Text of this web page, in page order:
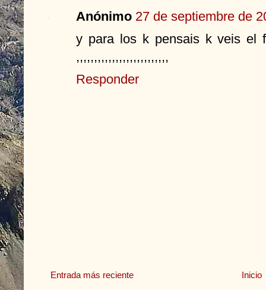
Anónimo 27 de septiembre de
y para los k pensais k veis el
,,,,,,,,,,,,,,,,,,,,,,,,,,
Responder
Entrada más reciente Inicio